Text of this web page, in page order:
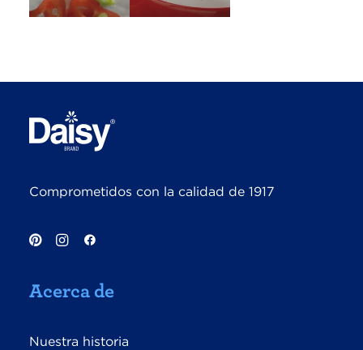
Comprometidos con la calidad de 1917
Acerca de
Nuestra historia